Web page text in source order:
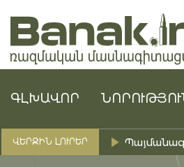
ԳԼԽԱՎՈՐ
ՎԵՐՋԻՆ ԼՈՒՐԵՐ